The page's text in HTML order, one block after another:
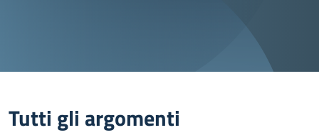
Tutti gli argomenti